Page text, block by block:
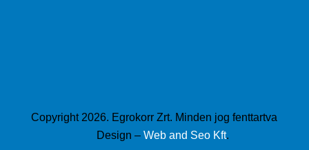
Copyright 2026. Egrokorr Zrt. Minden jog fenttartva
Design –Web and Seo Kft.